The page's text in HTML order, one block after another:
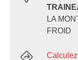
LA
FROID